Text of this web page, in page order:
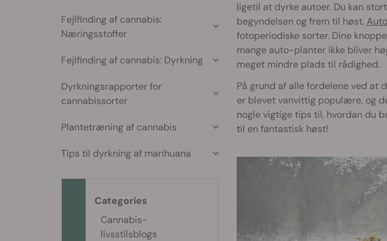
ligetil at dyrke autoer. Du kan
begyndelsen og frem til høst.
fotoperiodiske sorter. Dine
mange auto-planter ikke bliver
meget mindre plads til rådighed.
På grund af alle fordelene ved at
er blevet vanvittig populære, og
nogle vigtige tips til, hvordan du
til en fantastisk høst!
Fejlfinding af cannabis:
Næringsstoffer
Fejlfinding af cannabis: Dyrkning
Dyrkningsrapporter for
cannabissorter
Plantetræning af cannabis
Tips til dyrkning af marihuana
Categories
Cannabis-
livsstilsblogs